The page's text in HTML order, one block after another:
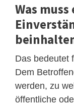
Was muss
Das bedeutet
Dem
werden, zu
öffentliche